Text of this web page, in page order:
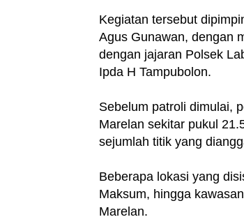
Kegiatan tersebut
Agus Gunawan, dengan
dengan jajaran Polsek
Ipda H Tampubolon.
Sebelum patroli dimulai,
Marelan sekitar pukul
sejumlah titik yang
Beberapa lokasi yang
Maksum, hingga
Marelan.